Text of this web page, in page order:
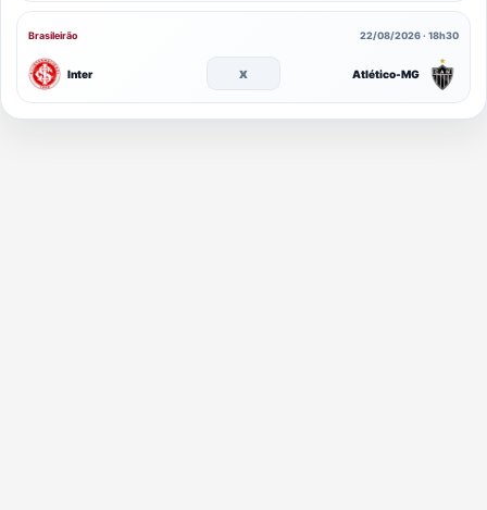
Brasileirão 22/08/2026 · 18h30
Inter x Atlético-MG